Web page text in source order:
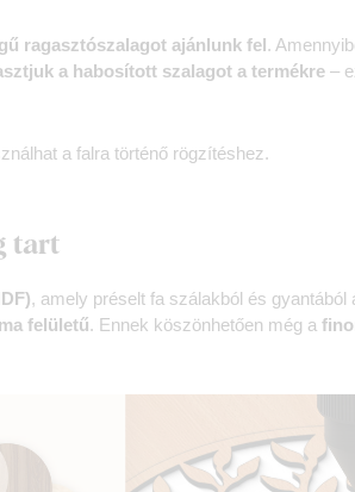
ragasztószalagot ajánlunk fel.
a habosított szalagot a termékre –
a falra történő rögzítéshez.
tart
, amely préselt fa szálakból és gyantából
felületű. Ennek köszönhetően még a